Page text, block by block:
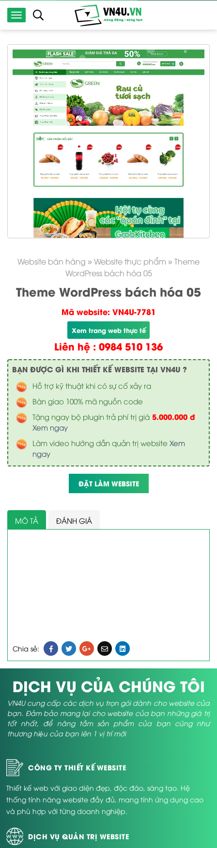
Website bán hàng » Website thực phẩm » Theme
WordPress bách hóa 05
Theme WordPress bách hóa 05
Mã website: VN4U-7781
Xem trang web thực tế
Liên hệ : 0984 510 136
BẠN ĐƯỢC GÌ KHI THIẾT KẾ WEBSITE TẠI VN4U ?
Hỗ trợ kỹ thuật khi có sự cố xảy ra
Bàn giao 100% mã nguồn code
Tặng ngay bộ plugin trả phí trị giá 5.000.000 đ
Xem ngay
Làm video hướng dẫn quản trị website Xem
ngay
ĐẶT LÀM WEBSITE
MÔ TẢ ĐÁNH GIÁ
Chia sẻ:
DỊCH VỤ CỦA CHÚNG TÔI
VN4U cung cấp các dịch vụ trọn gói dành cho website của
bạn. Đảm bảo mang lại cho website của bạn những giá trị
tốt nhất, để nâng tầm sản phẩm của bạn cũng như
thương hiệu của bạn lên 1 vị trí mới
CÔNG TY THIẾT KẾ WEBSITE
Thiết kế web với giao diện đẹp, độc đáo, sáng tạo. Hệ
thống tính năng website đầy đủ, mang tính ứng dụng cao
và phù hợp với từng doanh nghiệp.
DỊCH VỤ QUẢN TRỊ WEBSITE